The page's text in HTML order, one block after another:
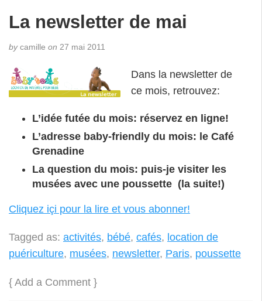
La newsletter de mai
bycamille on 27 mai 2011
Dans la newsletter de
ce mois, retrouvez:
L’idée futée du mois: réservez en ligne!
L’adresse baby-friendly du mois: le Café
Grenadine
La question du mois: puis-je visiter les
musées avec une poussette (la suite!)
Cliquez içi pour la lire et vous abonner!
Tagged as: activités, bébé, cafés, location de
puériculture, musées, newsletter, Paris, poussette
{ Add a Comment }